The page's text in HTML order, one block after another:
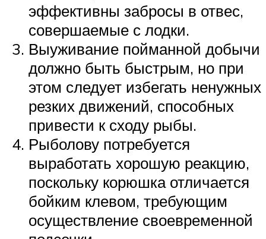
эффективны забросы в отвес,
совершаемые с лодки.
Выуживание пойманной добычи
должно быть быстрым, но при
этом следует избегать ненужных
резких движений, способных
привести к сходу рыбы.
Рыболову потребуется
выработать хорошую реакцию,
поскольку корюшка отличается
бойким клевом, требующим
осуществление своевременной